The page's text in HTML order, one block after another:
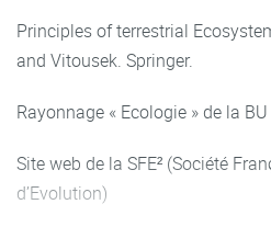
- Savoir répondre aux questions
Principles of terrestrial
and Vitousek. Springer.
Rayonnage « Ecologie » de la
Site web de la SFE² (Société
d’Evolution)